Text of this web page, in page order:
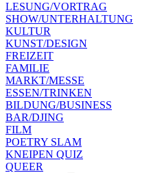
LESUNG/VORTRAG
SHOW/UNTERHALTUNG
KULTUR
KUNST/DESIGN
FREIZEIT
FAMILIE
MARKT/MESSE
ESSEN/TRINKEN
BILDUNG/BUSINESS
BAR/DJING
FILM
POETRY SLAM
KNEIPEN QUIZ
QUEER